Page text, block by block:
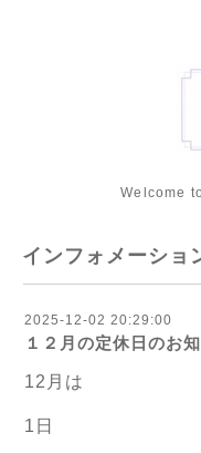
Welcome
インフォメーショ
2025-12-02 20:29:00
１２月の定休日のお
12月は
1日